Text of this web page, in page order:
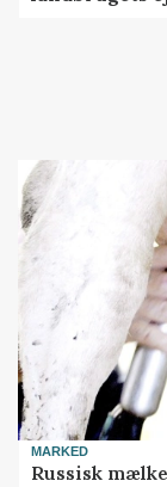
MARKED
Russisk